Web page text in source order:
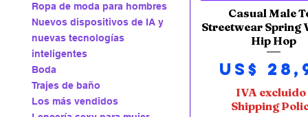
Ropa de moda para hombres
Nuevos dispositivos de IA y
nuevas tecnologías
inteligentes
Boda
Trajes de baño
Los más vendidos
Casual Male
Streetwear Spring
Hip Hop
Precio
US$
IVA excluido
Shipping